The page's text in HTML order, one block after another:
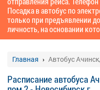
Посадка в автобус по
только при предъявлении
личность, на основании
Главная Автобус
Расписание автобуса